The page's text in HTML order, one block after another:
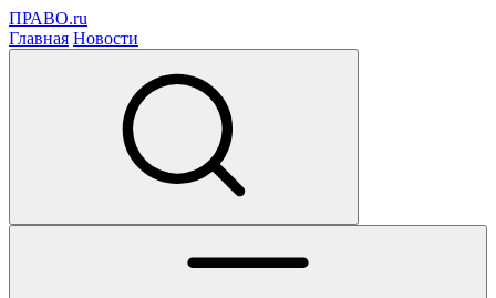
ПРАВО.ru
Главная Новости